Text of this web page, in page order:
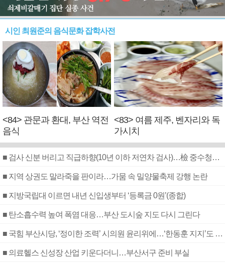
시인 최원준의 음식문화 잡학사전
<84> 관문과 환대, 부산 역전
음식
<83> 여름 제주, 벤자리와 독
가시치
■ 검사 신분 버리고 직급하향(10년 이하 저연차 검사)…檢 중수청행 기피
■ 지역 상권도 말라죽을 판이라…가뭄 속 밀양물축제 강행 논란
■ 지방국립대 이르면 내년 신입생부터 ‘등록금 0원’(종합)
■ 탄소흡수력 높여 폭염 대응…부산 도시숲 지도 다시 그린다
■ 국힘 부산시당, ‘정이한 조력’ 시의원 윤리위에…‘한동훈 지지’도 신고접수
■ 의료헬스 신성장 산업 키운다더니…부산서구 준비 부실